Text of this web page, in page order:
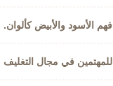
فهم الأسود والأبيض كألوان.
للمهتمين في مجال التغليف